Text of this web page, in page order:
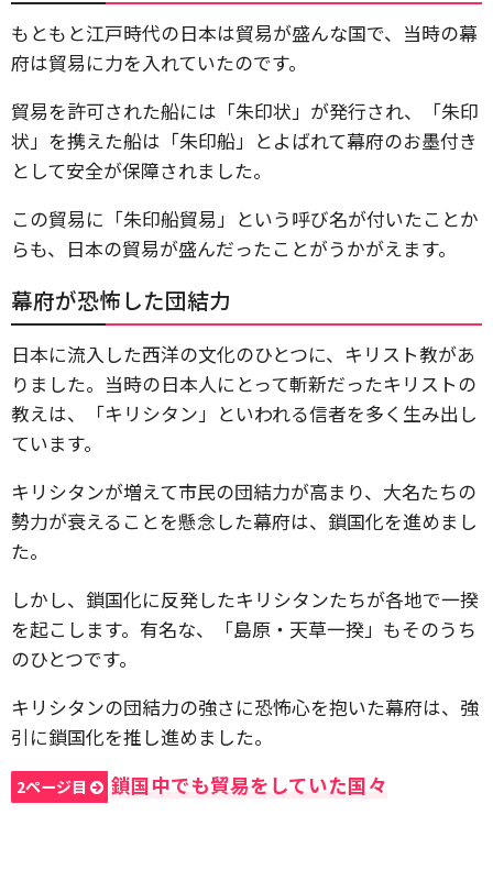
もともと江戸時代の日本は貿易が盛んな国で、当時の幕
府は貿易に力を入れていたのです。
貿易を許可された船には「朱印状」が発行され、「朱印
状」を携えた船は「朱印船」とよばれて幕府のお墨付き
として安全が保障されました。
この貿易に「朱印船貿易」という呼び名が付いたことか
らも、日本の貿易が盛んだったことがうかがえます。
幕府が恐怖した団結力
日本に流入した西洋の文化のひとつに、キリスト教があ
りました。当時の日本人にとって斬新だったキリストの
教えは、「キリシタン」といわれる信者を多く生み出し
ています。
キリシタンが増えて市民の団結力が高まり、大名たちの
勢力が衰えることを懸念した幕府は、鎖国化を進めまし
た。
しかし、鎖国化に反発したキリシタンたちが各地で一揆
を起こします。有名な、「島原・天草一揆」もそのうち
のひとつです。
キリシタンの団結力の強さに恐怖心を抱いた幕府は、強
引に鎖国化を推し進めました。
2ページ目 鎖国中でも貿易をしていた国々